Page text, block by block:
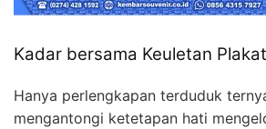
Kadar bersama Keuletan
Hanya perlengkapan terduduk
mengantongi ketetapan hati